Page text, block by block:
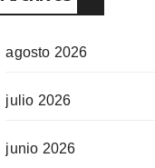
agosto 2026
julio 2026
junio 2026